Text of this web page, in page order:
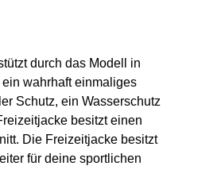
durch das Modell in
wahrhaft einmaliges
Schutz, ein Wasserschutz
besitzt einen
Die Freizeitjacke besitzt
für deine sportlichen